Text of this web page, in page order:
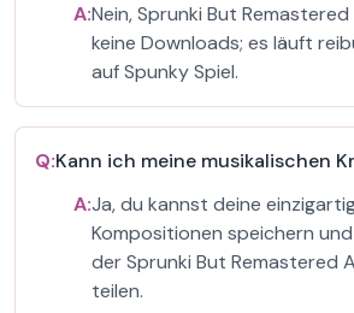
A:Nein, Sprunki But
keine Downloads; es läuft
auf Spunky Spiel.
Q:Kann ich meine musikalischen
A:Ja, du kannst deine
Kompositionen speichern
der Sprunki But Remastered
teilen.